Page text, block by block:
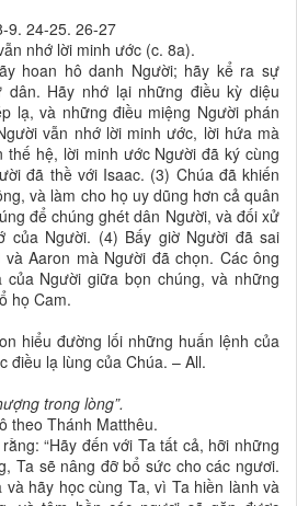
9. 24-25. 26-27
nhớ lời minh ước (c. 8a).
hoan hô danh Người; hãy kể ra sự
dân. Hãy nhớ lại những điều kỳ diệu
lạ, và những điều miệng Người phán
vẫn nhớ lời minh ước, lời hứa mà
thế hệ, lời minh ước Người đã ký cùng
đã thề với Isaac. (3) Chúa đã khiến
và làm cho họ uy dũng hơn cả quân
để chúng ghét dân Người, và đối xử
của Người. (4) Bấy giờ Người đã sai
Aaron mà Người đã chọn. Các ông
Người giữa bọn chúng, và những
họ Cam.
hiểu đường lối những huấn lệnh của
điều lạ lùng của Chúa. – All.
trong lòng”.
theo Thánh Matthêu.
“Hãy đến với Ta tất cả, hỡi những
Ta sẽ nâng đỡ bổ sức cho các ngươi.
và hãy học cùng Ta, vì Ta hiền lành và